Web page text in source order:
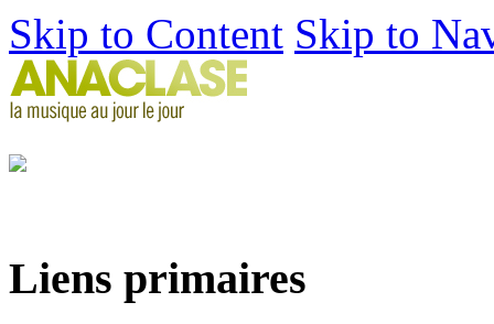
Skip to Content Skip to
Liens primaires